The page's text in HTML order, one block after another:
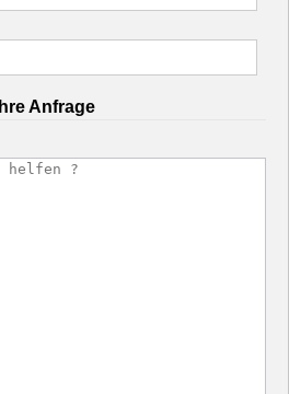
Ihre Anfrage